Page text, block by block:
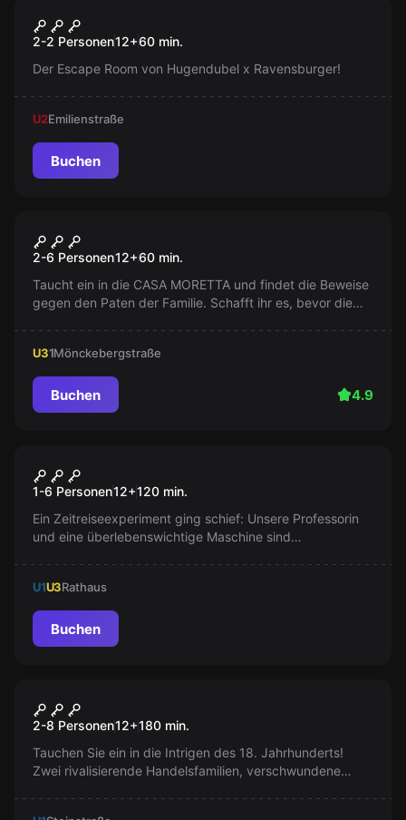
Neu
Spiegelreich - The Last Hour
2-2 Personen12+60 min.
Der Escape Room von Hugendubel x Ravensburger!
U2Emilienstraße
Buchen
Casa Moretta
2-6 Personen12+60 min.
Taucht ein in die CASA MORETTA und findet die Beweise
gegen den Paten der Familie. Schafft ihr es, bevor die
U31Mönckebergstraße
Buchen 4.9
Neu
Verrückt Durch Die Zukunft
1-6 Personen12+120 min.
Ein Zeitreiseexperiment ging schief: Unsere Professorin
und eine überlebenswichtige Maschine sind
Cooperation zu stoppen? Ein Abenteuer voller Rätsel und
Wendungen erwartet euch!
U1U3Rathaus
Buchen
Neu
Hanseschmuggel
2-8 Personen12+180 min.
Tauchen Sie ein in die Intrigen des 18. Jahrhunderts!
Zwei rivalisierende Handelsfamilien, verschwundene